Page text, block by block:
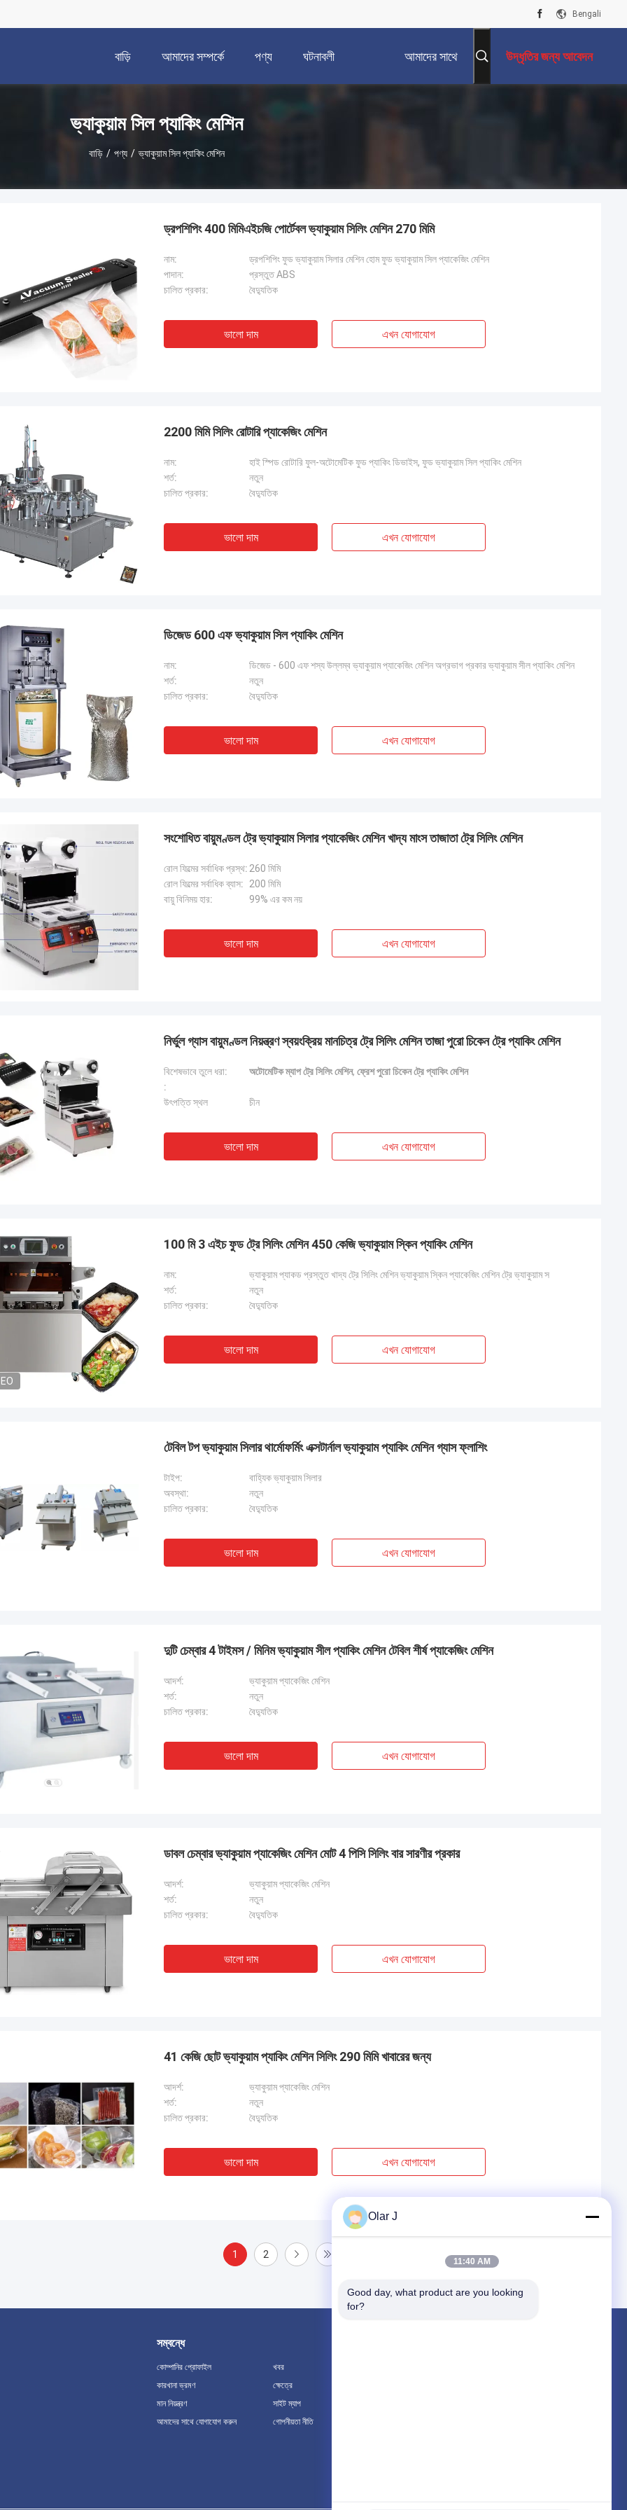
Bengali
বাড়ি আমাদের সম্পর্কে পণ্য ঘটনাবলী আমাদের সাথে উদ্ধৃতির জন্য আবেদন
ভ্যাকুয়াম সিল প্যাকিং মেশিন
বাড়ি / পণ্য / ভ্যাকুয়াম সিল প্যাকিং মেশিন
জনাব আইজ্যাক আসারে
চিক মেশিনারি কোং লিমিটেডের ওলার এবং
দল দ্রুত প্রশ্নের উত্তর দিয়েছিল এবং
দলকে সবকিছু বুঝিয়েছিল। সবশেষে, মেশিনটি
কাজ করছে এবং আমরা এই কেনাকাটায় খুশি।
ড্রপশিপিং 400 মিমিএইচজি পোর্টেবল ভ্যাকুয়াম সিলিং মেশিন 270 মিমি
নাম:
ড্রপশিপিং ফুড ভ্যাকুয়াম সিলার মেশিন হোম ফুড ভ্যাকুয়াম সিল প্যাকেজিং মেশিন
পাদান:
প্রস্তুত ABS
চালিত প্রকার:
বৈদ্যুতিক
ভালো দাম এখন যোগাযোগ
2200 মিমি সিলিং রোটারি প্যাকেজিং মেশিন
নাম:
হাই স্পিড রোটারি ফুল-অটোমেটিক ফুড প্যাকিং ডিভাইস, ফুড ভ্যাকুয়াম সিল প্যাকিং মেশিন
শর্ত:
নতুন
চালিত প্রকার:
বৈদ্যুতিক
ভালো দাম এখন যোগাযোগ
ডিজেড 600 এফ ভ্যাকুয়াম সিল প্যাকিং মেশিন
নাম:
ডিজেড - 600 এফ শস্য উল্লম্ব ভ্যাকুয়াম প্যাকেজিং মেশিন অগ্রভাগ প্রকার ভ্যাকুয়াম সীল প্যাকিং মেশিন
শর্ত:
নতুন
চালিত প্রকার:
বৈদ্যুতিক
ভালো দাম এখন যোগাযোগ
সংশোধিত বায়ুমণ্ডল ট্রে ভ্যাকুয়াম সিলার প্যাকেজিং মেশিন খাদ্য মাংস তাজাতা ট্রে সিলিং মেশিন
রোল ফিল্মের সর্বাধিক প্রস্থ: 260 মিমি
রোল ফিল্মের সর্বাধিক ব্যাস:
200 মিমি
বায়ু বিনিময় হার:
99% এর কম নয়
ভালো দাম এখন যোগাযোগ
নির্ভুল গ্যাস বায়ুমণ্ডল নিয়ন্ত্রণ স্বয়ংক্রিয় মানচিত্র ট্রে সিলিং মেশিন তাজা পুরো চিকেন ট্রে প্যাকিং মেশিন
বিশেষভাবে তুলে ধরা: অটোমেটিক ম্যাপ ট্রে সিলিং মেশিন, ফ্রেশ পুরো চিকেন ট্রে প্যাকিং মেশিন
:
উৎপত্তি স্থল
চীন
ভালো দাম এখন যোগাযোগ
100 মি 3 এইচ ফুড ট্রে সিলিং মেশিন 450 কেজি ভ্যাকুয়াম স্কিন প্যাকিং মেশিন
নাম:
ভ্যাকুয়াম প্যাকড প্রস্তুত খাদ্য ট্রে সিলিং মেশিন ভ্যাকুয়াম স্কিন প্যাকেজিং মেশিন ট্রে ভ্যাকুয়াম স
শর্ত:
নতুন
চালিত প্রকার:
বৈদ্যুতিক
ভালো দাম এখন যোগাযোগ
টেবিল টপ ভ্যাকুয়াম সিলার থার্মোফর্মিং এক্সটার্নাল ভ্যাকুয়াম প্যাকিং মেশিন গ্যাস ফ্লাশিং
টাইপ:
বাহ্যিক ভ্যাকুয়াম সিলার
অবস্থা:
নতুন
চালিত প্রকার:
বৈদ্যুতিক
ভালো দাম এখন যোগাযোগ
দুটি চেম্বার 4 টাইমস / মিনিম ভ্যাকুয়াম সীল প্যাকিং মেশিন টেবিল শীর্ষ প্যাকেজিং মেশিন
আদর্শ:
ভ্যাকুয়াম প্যাকেজিং মেশিন
শর্ত:
নতুন
চালিত প্রকার:
বৈদ্যুতিক
ভালো দাম এখন যোগাযোগ
ডাবল চেম্বার ভ্যাকুয়াম প্যাকেজিং মেশিন মোট 4 পিসি সিলিং বার সারণীর প্রকার
আদর্শ:
ভ্যাকুয়াম প্যাকেজিং মেশিন
শর্ত:
নতুন
চালিত প্রকার:
বৈদ্যুতিক
ভালো দাম এখন যোগাযোগ
41 কেজি ছোট ভ্যাকুয়াম প্যাকিং মেশিন সিলিং 290 মিমি খাবারের জন্য
আদর্শ:
ভ্যাকুয়াম প্যাকেজিং মেশিন
শর্ত:
নতুন
চালিত প্রকার:
বৈদ্যুতিক
ভালো দাম এখন যোগাযোগ
1 2
সম্বন্ধে
কোম্পানির প্রোফাইল
কারখানা ভ্রমণ
মান নিয়ন্ত্রণ
আমাদের সাথে যোগাযোগ করুন
খবর
ক্ষেত্রে
সাইট ম্যাপ
গোপনীয়তা নীতি
Olar J
11:40 AM
Good day, what product are you looking
for?